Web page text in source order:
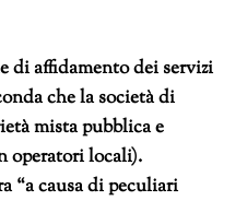
di affidamento dei servizi
che la società di
mista pubblica e
operatori locali).
“a causa di peculiari